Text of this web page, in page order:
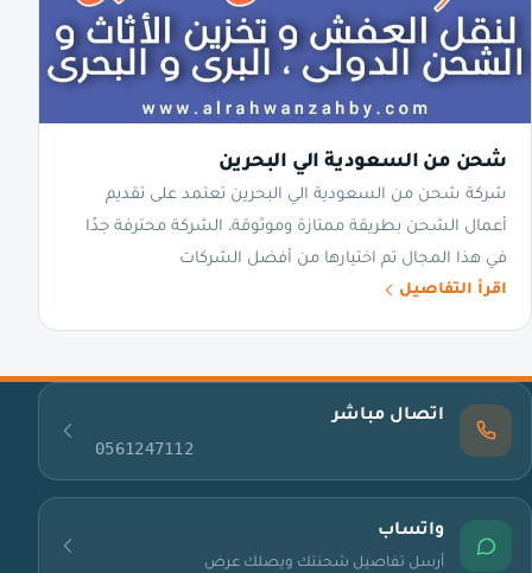
شحن من السعودية الي البحرين
شركة شحن من السعودية الي البحرين تعتمد على تقديم
أعمال الشحن بطريقة ممتازة وموثوقة، الشركة محترفة جدًا
في هذا المجال تم اختيارها من أفضل الشركات
اقرأ التفاصيل
اتصال مباشر
0561247112
واتساب
أرسل تفاصيل شحنتك ويصلك عرض